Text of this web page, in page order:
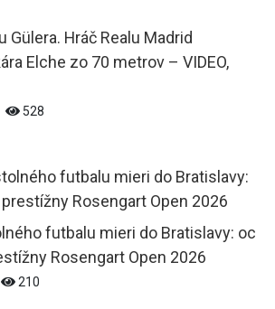
Gülera. Hráč Realu Madrid
Elche zo 70 metrov – VIDEO,
528
futbalu mieri do Bratislavy: oc
Rosengart Open 2026
210